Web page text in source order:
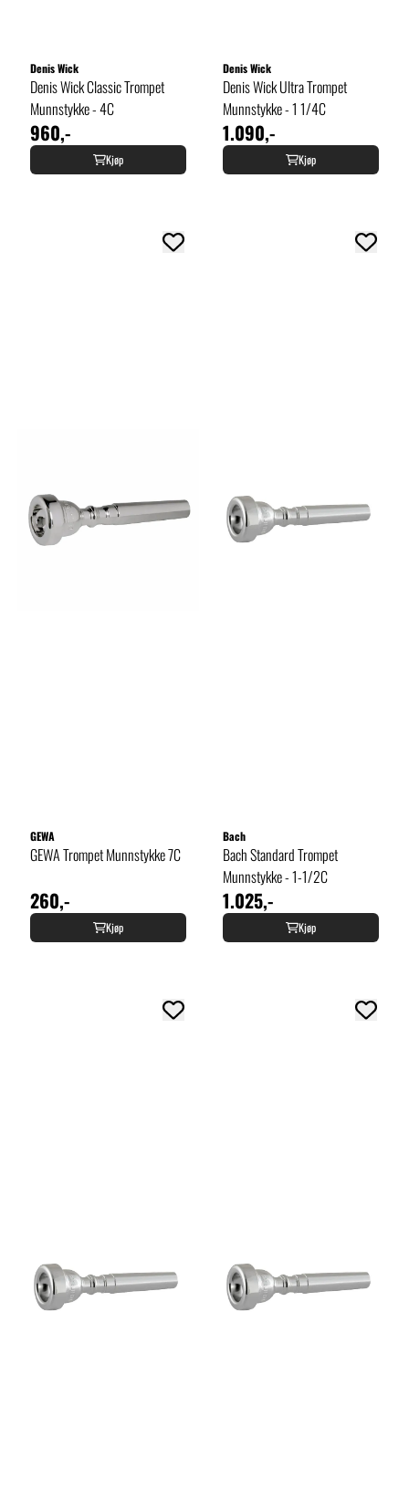
Denis Wick
Denis Wick Classic Trompet
Munnstykke - 4C
960,-
Kjøp
Denis Wick
Denis Wick Ultra Trompet
Munnstykke - 1 1/4C
1.090,-
Kjøp
GEWA
GEWA Trompet Munnstykke 7C
260,-
Kjøp
Bach
Bach Standard Trompet
Munnstykke - 1-1/2C
1.025,-
Kjøp